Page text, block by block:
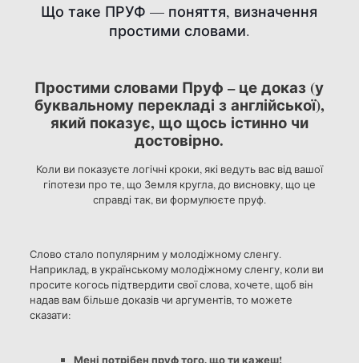
Що таке ПРУФ — поняття, визначення
простими словами.
Простими словами Пруф – це доказ (у
буквальному перекладі з англійської),
який показує, що щось істинно чи
достовірно.
Коли ви показуєте логічні кроки, які ведуть вас від вашої
гіпотези про те, що Земля кругла, до висновку, що це
справді так, ви формулюєте пруф.
Слово стало популярним у молодіжному сленгу.
Наприклад, в українському молодіжному сленгу, коли ви
просите когось підтвердити свої слова, хочете, щоб він
надав вам більше доказів чи аргументів, то можете
сказати:
Мені потрібен пруф того, що ти кажеш!